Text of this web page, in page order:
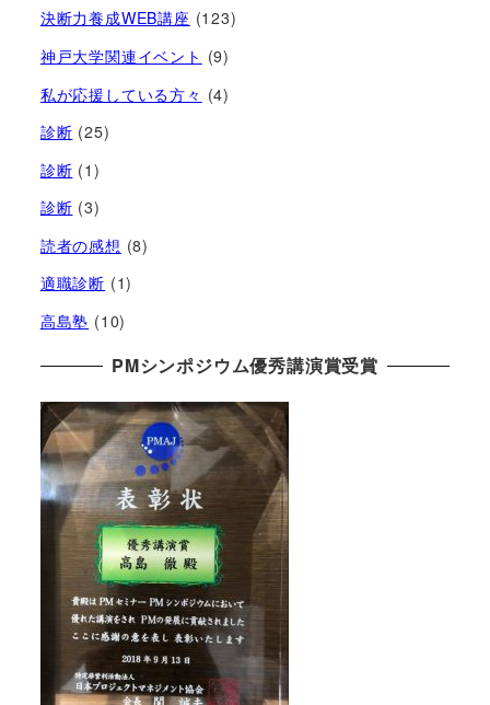
決断力養成WEB講座 (123)
神戸大学関連イベント (9)
私が応援している方々 (4)
診断 (25)
診断 (1)
診断 (3)
読者の感想 (8)
適職診断 (1)
高島塾 (10)
PMシンポジウム優秀講演賞受賞